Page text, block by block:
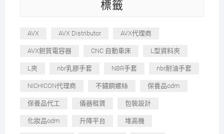
標籤
AVX AVX Distributor AVX代理商
AVX鉭質電容器 CNC 自動車床 L型資料夾
L夾 nbr乳膠手套 NBR手套 nbr耐油手套
NICHICON代理商 不鏽鋼螺絲 保養品odm
保養品代工 儀器租賃 包裝設計
化妝品odm 升降平台 堆高機